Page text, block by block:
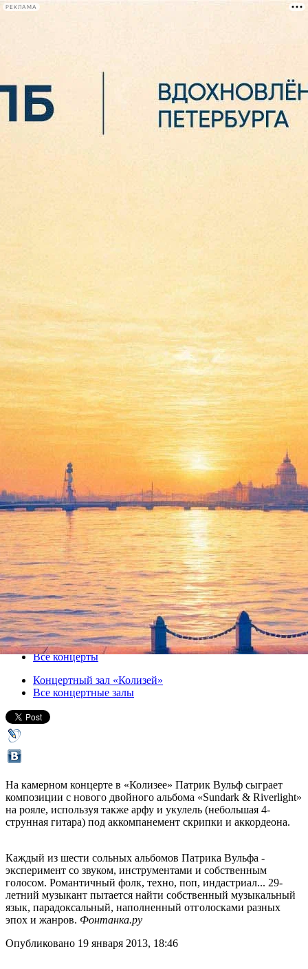
РЕКЛАМА
Сегодня:
Концерт Патрика Вульфа в
рамках Acoustic World tour
20 января 2013, воскресенье,19.00
Версия для печати
Все концерты
Концертный зал «Колизей»
Все концертные залы
На камерном концерте в «Колизее» Патрик Вульф сыграет
композиции с нового двойного альбома «Sundark & Riverlight»
на рояле, используя также арфу и укулель (небольшая 4-
струнная гитара) под аккомпанемент скрипки и аккордеона.
Каждый из шести сольных альбомов Патрика Вульфа -
эксперимент со звуком, инструментами и собственным
голосом. Романтичный фолк, техно, поп, индастриал... 29-
летний музыкант пытается найти собственный музыкальный
язык, парадоксальный, наполненный отголосками разных
эпох и жанров. Фонтанка.ру
Опубликовано 19 января 2013, 18:46